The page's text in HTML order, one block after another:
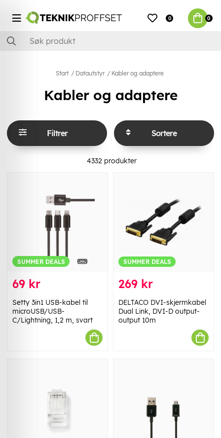
0 0
Start Datautstyr Kabler og adaptere
Kabler og adaptere
Filtrer Sortere
4332produkter
SUMMER DEALS
69 kr
Setty 3in1 USB-kabel til
microUSB/USB-
C/Lightning, 1,2 m, svart
SUMMER DEALS
269 kr
DELTACO DVI-skjermkabel
Dual Link, DVI-D output-
output 10m